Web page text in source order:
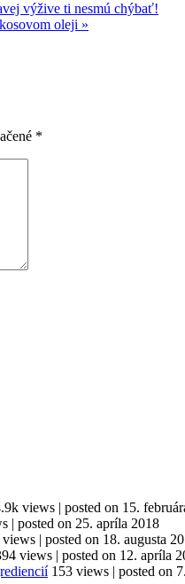
výžive ti nesmú chýbať!
oleji »
*
views | posted on 15.
| posted on 25. apríla 2018
views | posted on 18. augusta
views | posted on 12. apríla
153 views | posted on